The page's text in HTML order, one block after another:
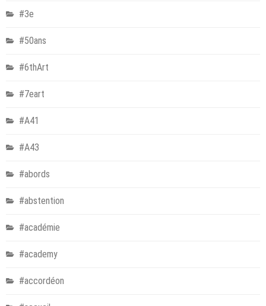
#3e
#50ans
#6thArt
#7eart
#A41
#A43
#abords
#abstention
#académie
#academy
#accordéon